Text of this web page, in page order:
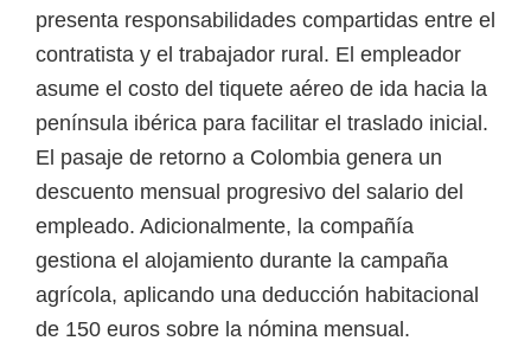
presenta responsabilidades compartidas entre el
contratista y el trabajador rural. El empleador
asume el costo del tiquete aéreo de ida hacia la
península ibérica para facilitar el traslado inicial.
El pasaje de retorno a Colombia genera un
descuento mensual progresivo del salario del
empleado. Adicionalmente, la compañía
gestiona el alojamiento durante la campaña
agrícola, aplicando una deducción habitacional
de 150 euros sobre la nómina mensual.